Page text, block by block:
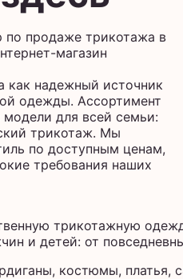
продаже трикотажа в
магазин
как надежный источник
одежды. Ассортимент
для всей семьи:
трикотаж. Мы
по доступным ценам,
требования наших
трикотажную
и детей: от
костюмы, платья,